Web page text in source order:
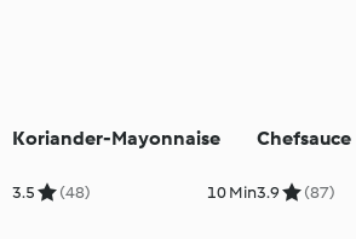
Koriander-Mayonnaise
3.5 (48) 10 Min
Chefsauce
3.9 (87)